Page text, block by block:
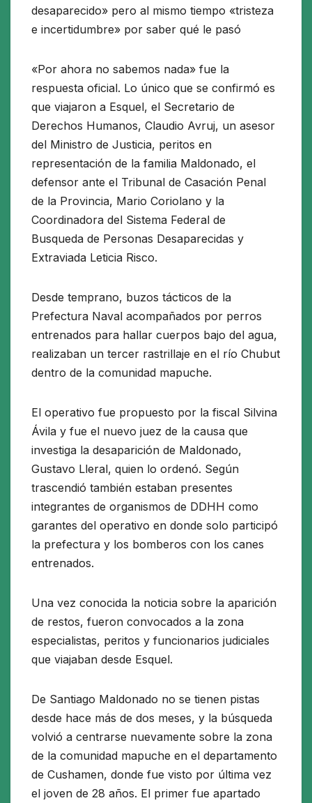
desaparecido» pero al mismo tiempo «tristeza
e incertidumbre» por saber qué le pasó
«Por ahora no sabemos nada» fue la
respuesta oficial. Lo único que se confirmó es
que viajaron a Esquel, el Secretario de
Derechos Humanos, Claudio Avruj, un asesor
del Ministro de Justicia, peritos en
representación de la familia Maldonado, el
defensor ante el Tribunal de Casación Penal
de la Provincia, Mario Coriolano y la
Coordinadora del Sistema Federal de
Busqueda de Personas Desaparecidas y
Extraviada Leticia Risco.
Desde temprano, buzos tácticos de la
Prefectura Naval acompañados por perros
entrenados para hallar cuerpos bajo del agua,
realizaban un tercer rastrillaje en el río Chubut
dentro de la comunidad mapuche.
El operativo fue propuesto por la fiscal Silvina
Ávila y fue el nuevo juez de la causa que
investiga la desaparición de Maldonado,
Gustavo Lleral, quien lo ordenó. Según
trascendió también estaban presentes
integrantes de organismos de DDHH como
garantes del operativo en donde solo participó
la prefectura y los bomberos con los canes
entrenados.
Una vez conocida la noticia sobre la aparición
de restos, fueron convocados a la zona
especialistas, peritos y funcionarios judiciales
que viajaban desde Esquel.
De Santiago Maldonado no se tienen pistas
desde hace más de dos meses, y la búsqueda
volvió a centrarse nuevamente sobre la zona
de la comunidad mapuche en el departamento
de Cushamen, donde fue visto por última vez
el joven de 28 años. El primer fue apartado